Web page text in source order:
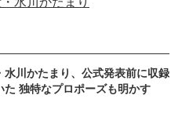
水川かたまり、公式発表前に収録
た 独特なプロポーズも明かす